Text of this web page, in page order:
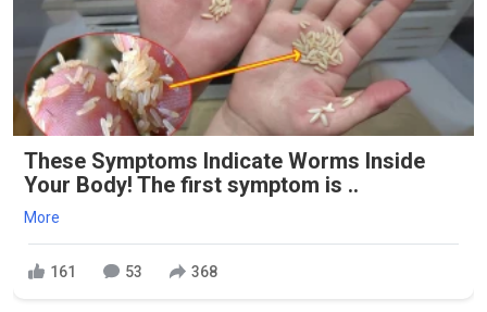
These Symptoms Indicate Worms Inside
Your Body! The first symptom is ..
More
161 53 368